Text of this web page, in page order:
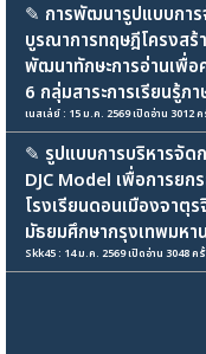
✎ การพัฒนารูปแบบการ
บูรณาการทฤษฎีโครงสร้
พัฒนาทักษะการอ่านเพื่อ
6 กลุ่มสาระการเรียนรู้ภ
เนสเล่ย์ : 15 ม.ค. 2569 เปิดอ่าน 3012
✎ รูปแบบการบริหารจัด
DJC Model เพื่อการย
โรงเรียนดอนเมืองจาตุ
มัธยมศึกษากรุงเทพมหา
Skk45 : 14 ม.ค. 2569 เปิดอ่าน 3048 ค